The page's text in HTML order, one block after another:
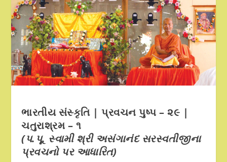
ભારતીય સંસ્કૃતિ | પ્રવચન પુષ્પ – ૨૯ |
ચતુરાશ્રમ – ૧
(પ.પૂ. સ્વામી શ્રી અસંગાનંદ સરસ્વતીજીના
પ્રવચનો પર આધારિત)